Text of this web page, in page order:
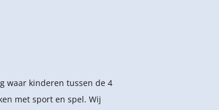
waar kinderen tussen de 4
met sport en spel. Wij